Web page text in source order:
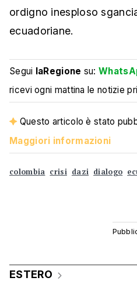
ordigno inesploso
ecuadoriane.
Segui laRegione su:
ricevi ogni mattina le notizie
Questo articolo è stato
Maggiori informazioni
colombia crisi dazi dialogo
ESTERO